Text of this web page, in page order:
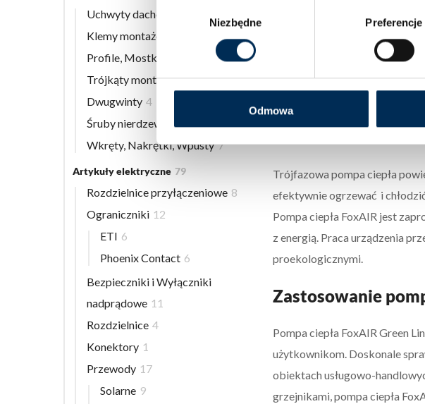
Niezbędne Preferencje
Odmowa
oraz
Wszystkie urządzenia
Dlaczego warto
Trójfazowa pompa ciepła
efektywnie ogrzewać i
Pompa ciepła FoxAIR jest
z energią. Praca urządzenia
proekologicznymi.
Zastosowanie
Pompa ciepła FoxAIR Green
użytkownikom. Doskonale
obiektach usługowo-
grzejnikami, pompa ciepła
Uchwyty dachowe
Klemy montażowe
Profile, Mostki
Trójkąty montażowe 3
Dwugwinty 4
Śruby nierdzewne
Wkręty, Nakrętki, Wpusty 7
Artykuły elektryczne 79
Rozdzielnice przyłączeniowe 8
Ograniczniki 12
ETI 6
Phoenix Contact 6
Bezpieczniki i Wyłączniki
nadprądowe 11
Rozdzielnice 4
Konektory 1
Przewody 17
Solarne 9